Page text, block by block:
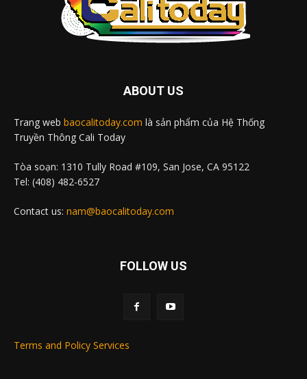
ABOUT US
Trang web baocalitoday.com là sản phẩm của Hệ Thống
Truyền Thông Cali Today
Tòa soạn: 1310 Tully Road #109, San Jose, CA 95122
Tel: (408) 482-6527
Contact us: nam@baocalitoday.com
FOLLOW US
Terms and Policy Services